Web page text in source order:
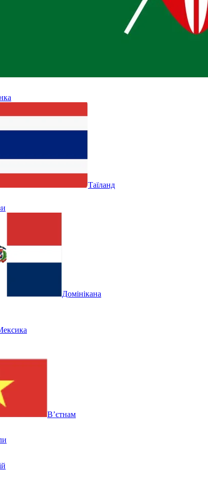
Таїланд
Домінікана
В’єтнам